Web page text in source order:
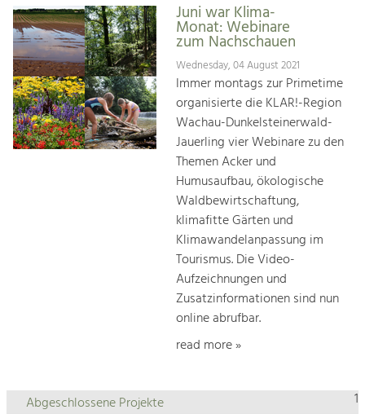
Juni war Klima-
Monat: Webinare
zum Nachschauen
Wednesday, 04 August 2021
Immer montags zur Primetime
organisierte die KLAR!-Region
Wachau-Dunkelsteinerwald-
Jauerling vier Webinare zu den
Themen Acker und
Humusaufbau, ökologische
Waldbewirtschaftung,
klimafitte Gärten und
Klimawandelanpassung im
Tourismus. Die Video-
Aufzeichnungen und
Zusatzinformationen sind nun
online abrufbar.
read more »
1
Abgeschlossene Projekte